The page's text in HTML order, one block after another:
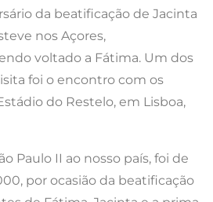
da beatificação de Jacinta
nos Açores,
voltado a Fátima. Um dos
foi o encontro com os
do Restelo, em Lisboa,
Paulo II ao nosso país, foi de
por ocasião da beatificação